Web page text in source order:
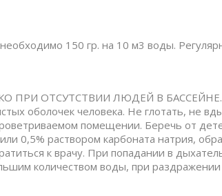
150 гр. на 10 м3 воды.
ПРИ ОТСУТСТВИИ ЛЮДЕЙ В БАССЕЙНЕ.
оболочек человека. Не глотать, не
помещении. Беречь от
0,5% раствором карбоната натрия,
к врачу. При попадании в
количеством воды, при раздражении